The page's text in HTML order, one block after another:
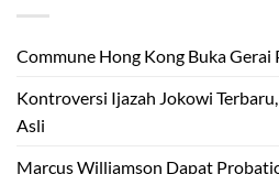
Commune Hong Kong Buka Gerai
Kontroversi Ijazah Jokowi
Asli
Marcus Williamson Dapat